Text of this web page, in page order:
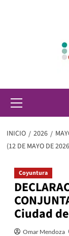
principal
INICIO 2026
(12 DE MAYO DE
Coyuntura
Ciudad
Omar Mendoza